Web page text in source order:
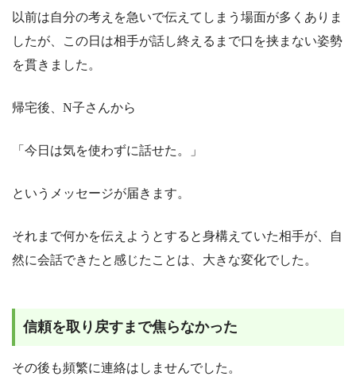
以前は自分の考えを急いで伝えてしまう場面が多くありま
したが、この日は相手が話し終えるまで口を挟まない姿勢
を貫きました。
帰宅後、N子さんから
「今日は気を使わずに話せた。」
というメッセージが届きます。
それまで何かを伝えようとすると身構えていた相手が、自
然に会話できたと感じたことは、大きな変化でした。
信頼を取り戻すまで焦らなかった
その後も頻繁に連絡はしませんでした。